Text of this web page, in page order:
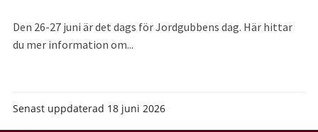
Den 26-27 juni är det dags för Jordgubbens dag. Här hittar
du mer information om...
Senast uppdaterad 18 juni 2026